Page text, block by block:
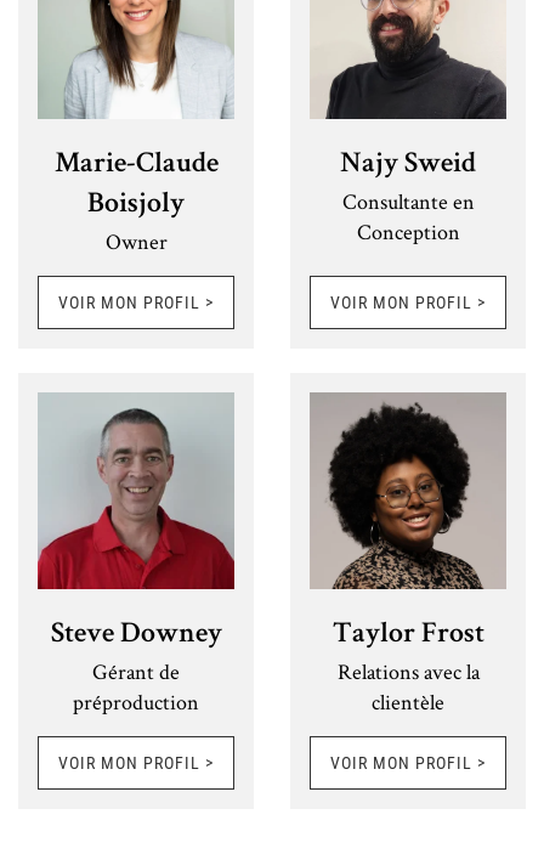
Marie-Claude
Boisjoly
Owner
VOIR MON PROFIL >
Najy Sweid
Consultante en
Conception
VOIR MON PROFIL >
Steve Downey
Gérant de
préproduction
VOIR MON PROFIL >
Taylor Frost
Relations avec la
clientèle
VOIR MON PROFIL >